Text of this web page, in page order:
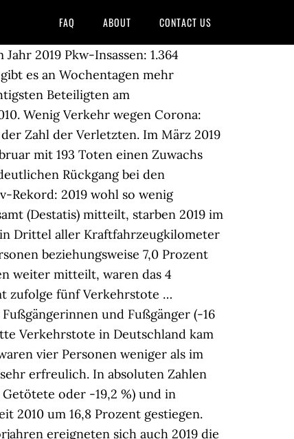
FAQ ABOUT CONTACT US
(89), am sichersten in Schweden (22) und Irland (29). Deutscher Verkehrssicherheitsrat e.V. Jedoch wurden dort nur 30,6 Prozent der Getöteten registriert. Im Vergleich zu 2010 ist die Zahl der Verkehrstoten um 16,5 % gesunken. Das wären rund neun Prozent weniger als im Vorjahr. Die meisten Verkehrstoten in Deutschland gab es 2019 auf Landstraßen (57,7%), wobei dort nur jeder vierte Unfall mit Personenschaden stattfand (24,2%). Das entsprach einem Minus gegenüber dem Vorjahreszeitraum von 17,7 % bei den Verkehrstoten und von 25,5 % bei den Verletzten. Im Jahr 2019 sind in Deutschland 3046 Menschen bei Straßenverkehrsunfällen gestorben. nutzen. Nach vorliegenden Daten werden es wohl weniger als 2.800 Getötete geben. Der Atlas deckt 15 Bundesländer und Daten aus vier Jahren ab. So sind nach Angaben des Statistischen Bundesamtes insgesamt 3.046 Menschen im Straßenverkehr tödlich verunglückt. Von März bis Juni 2020 verunglückten 230 Kraftradnutzerinnen und -nutzer tödlich, 12,2 Prozent weniger als von März bis Juni 2019. Ausgewählte Hotels, Gasthöfen, Pensionen, Ferienwohnungen und Ausflugszielen in 24 Ländern. Gegenüber dem Vorjahr rechnet der ADAC für 2020 mit 336.000 Verunglückten – … Von März bis Juni 2019 waren es 30,7 Prozent gewesen. Die Zahl der verletzten Pkw-Insassen sank um 37,0 Prozent, die der verletzten Fußgängerinnen und Fußgänger um 34,4 Prozent. Um die Unfallzahlen zu reduzieren, schreibt die EU Assistenzsysteme vor. 417 der Verkehrstoten waren Fußgängerinnen und Fußgänger und 152 Insassen von Güterkraftfahrzeugen. Am stärksten gingen die Unfälle mit Personenschaden auf Autobahnen zurück. Das größte Risiko, tödlich zu verunglücken, bestand in Brandenburg mit 27 Verkehrstoten je einer Million Einwohnerinnen und Einwohner, gefolgt von Sachsen-Anhalt mit 24, Niedersachsen und Schleswig-Holstein mit jeweils 22 Verkehrstoten. 6,6 % weniger als im Jahr 2018 entspricht. 2019 gab es 3046 tödliche Unfälle : Jeder dritte Verkehrstote aufgrund von zu hoher Geschwindigkeit Noch immer stirbt in Deutschland alle neun Stunden ein Mensch bei einem Geschwindigkeitsunfall. Auf Landstraßen kämen demnach zudem risikoerhöhende Faktoren wie die fehlende Trennung des Gegenverkehrs, schlechte Überholmöglichkeiten sowie Kreuzungen oder ungeschützte Hindern